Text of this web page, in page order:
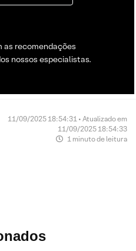
as recomendações
nossos especialistas.
11/09/2025 18:54:31 • Atualizado em
11/09/2025 18:54:33
1 minuto de leitura